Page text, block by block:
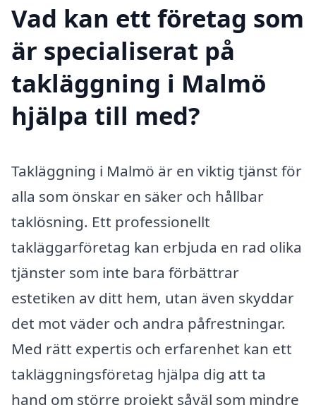
Vad kan ett företag som
är specialiserat på
takläggning i Malmö
hjälpa till med?
Takläggning i Malmö är en viktig tjänst för
alla som önskar en säker och hållbar
taklösning. Ett professionellt
takläggarföretag kan erbjuda en rad olika
tjänster som inte bara förbättrar
estetiken av ditt hem, utan även skyddar
det mot väder och andra påfrestningar.
Med rätt expertis och erfarenhet kan ett
takläggningsföretag hjälpa dig att ta
hand om större projekt såväl som mindre